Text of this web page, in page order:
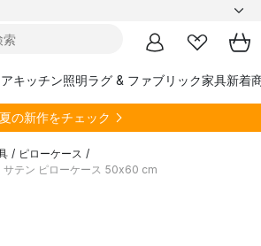
キッチン照明ラグ & ファブリック家具新着
夏の新作をチェック
/ ピローケース /
テン ピローケース 50x60 cm